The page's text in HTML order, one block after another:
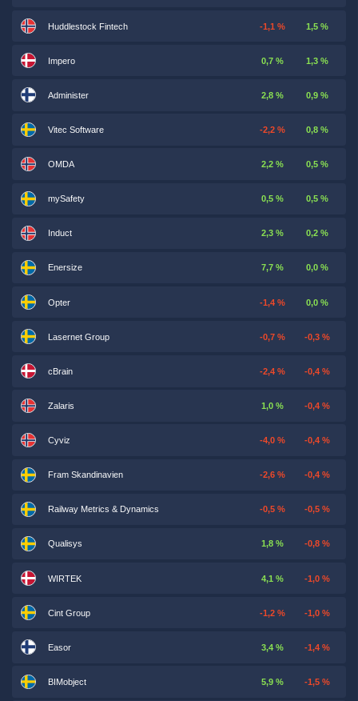
Huddlestock Fintech -1,1 % 1,5 %
Impero 0,7 % 1,3 %
Administer 2,8 % 0,9 %
Vitec Software -2,2 % 0,8 %
OMDA 2,2 % 0,5 %
mySafety 0,5 % 0,5 %
Induct 2,3 % 0,2 %
Enersize 7,7 % 0,0 %
Opter -1,4 % 0,0 %
Lasernet Group -0,7 % -0,3 %
cBrain -2,4 % -0,4 %
Zalaris 1,0 % -0,4 %
Cyviz -4,0 % -0,4 %
Fram Skandinavien -2,6 % -0,4 %
Railway Metrics & Dynamics -0,5 % -0,5 %
Qualisys 1,8 % -0,8 %
WIRTEK 4,1 % -1,0 %
Cint Group -1,2 % -1,0 %
Easor 3,4 % -1,4 %
BIMobject 5,9 % -1,5 %